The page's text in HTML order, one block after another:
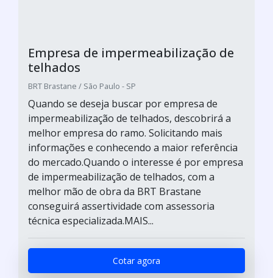
Empresa de impermeabilização de
telhados
BRT Brastane / São Paulo - SP
Quando se deseja buscar por empresa de
impermeabilização de telhados, descobrirá a
melhor empresa do ramo. Solicitando mais
informações e conhecendo a maior referência
do mercado.Quando o interesse é por empresa
de impermeabilização de telhados, com a
melhor mão de obra da BRT Brastane
conseguirá assertividade com assessoria
técnica especializada.MAIS...
Cotar agora